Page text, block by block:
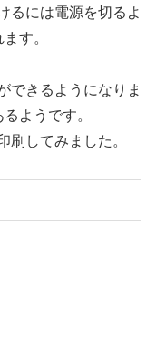
るには電源を切るよ
す。
できるようになりま
ようです。
してみました。